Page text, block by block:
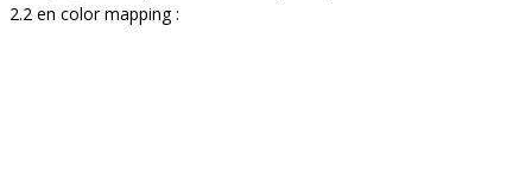
2.2 en color mapping :